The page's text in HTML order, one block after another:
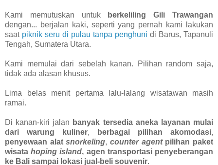
Kami memutuskan untuk
berkeliling Gili Trawangan
dengan... berjalan kaki, seperti yang pernah kami lakukan
saat piknik seru di pulau tanpa penghuni di Barus, Tapanuli
Tengah, Sumatera Utara.
Kami memulai dari sebelah kanan. Pilihan random saja,
tidak ada alasan khusus.
Lima belas menit pertama lalu-lalang wisatawan masih
ramai.
Di kanan-kiri jalan banyak tersedia aneka layanan mulai
dari warung kuliner, berbagai pilihan akomodasi,
penyewaan alatsnorkeling,counter agentpilihan paket
wisatahoping island, agen transportasi penyeberangan
ke Bali sampai lokasi jual-beli souvenir.